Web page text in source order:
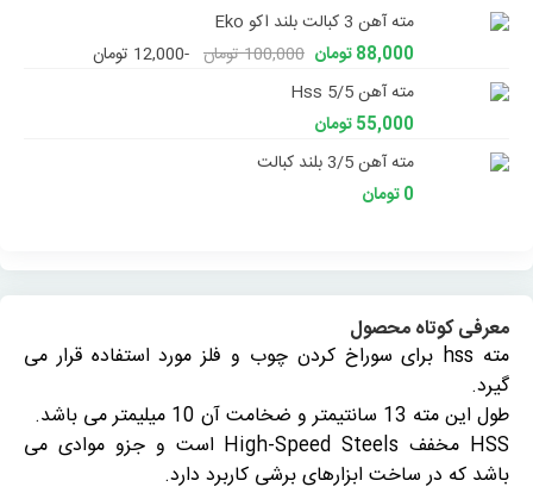
مته آهن 3 کبالت بلند اکو Eko
88,000 تومان
100,000 تومان
-12,000 تومان
مته آهن 5/5 Hss
55,000 تومان
مته آهن 3/5 بلند کبالت
0 تومان
معرفی کوتاه محصول
مته hss برای سوراخ کردن چوب و فلز مورد استفاده قرار می
گیرد.
طول این مته 13 سانتیمتر و ضخامت آن 10 میلیمتر می باشد.
HSS مخفف High-Speed Steels است و جزو موادی می
باشد که در ساخت ابزارهای برشی کاربرد دارد.